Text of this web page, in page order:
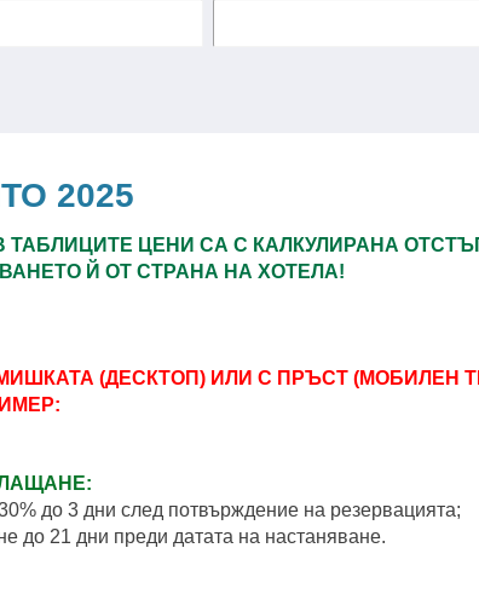
2025
ТАБЛИЦИТЕ ЦЕНИ СА С КАЛКУЛИРАНА
Й ОТ СТРАНА НА ХОТЕЛА!
(ДЕСКТОП) ИЛИ С ПРЪСТ (МОБИЛЕН
до 3 дни след потвърждение на резервацията;
до 21 дни преди датата на настаняване.